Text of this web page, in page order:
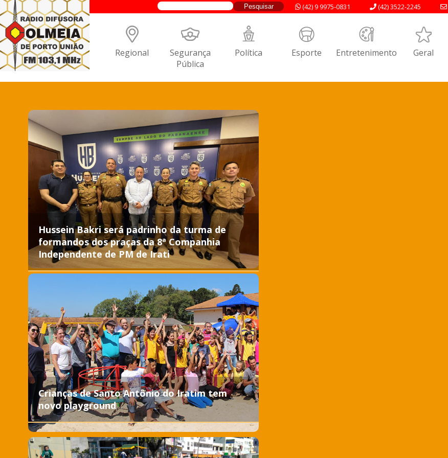
(42) 3522-2245
(42) 9 9975-0831
Regional Segurança
Pública
Política Esporte Entretenimento Geral
Hussein Bakri será padrinho da turma de
formandos dos praças da 8ª Companhia
Independente de PM de Irati
Crianças de Santo Antônio do Iratim tem
novo playground